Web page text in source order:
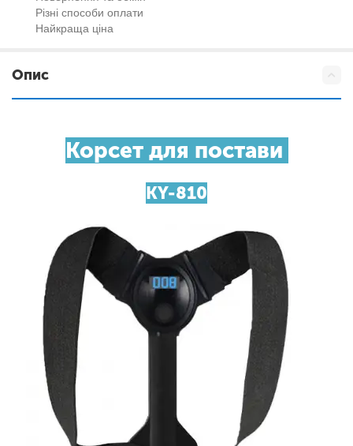
Різні способи оплати
Найкраща ціна
Опис
Корсет для постави
KY-810